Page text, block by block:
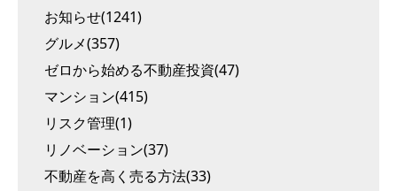
お知らせ(1241)
グルメ(357)
ゼロから始める不動産投資(47)
マンション(415)
リスク管理(1)
リノベーション(37)
不動産を高く売る方法(33)